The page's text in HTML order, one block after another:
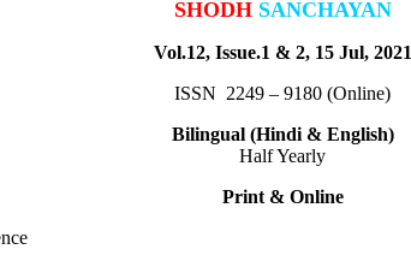
SHODH SANCHAYAN
Vol.12, Issue.1 & 2, 15 Jul, 2021
ISSN 2249 – 9180 (Online)
Bilingual (Hindi & English)
Half Yearly
Print & Online